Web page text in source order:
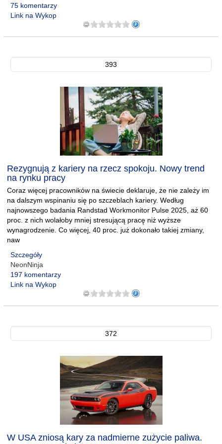
75 komentarzy
Link na Wykop
393
Rezygnują z kariery na rzecz spokoju. Nowy trend
na rynku pracy
Coraz więcej pracowników na świecie deklaruje, że nie zależy im
na dalszym wspinaniu się po szczeblach kariery. Według
najnowszego badania Randstad Workmonitor Pulse 2025, aż 60
proc. z nich wolałoby mniej stresującą pracę niż wyższe
wynagrodzenie. Co więcej, 40 proc. już dokonało takiej zmiany,
naw
Szczegóły
NeonNinja
197 komentarzy
Link na Wykop
372
W USA zniosą kary za nadmierne zużycie paliwa.